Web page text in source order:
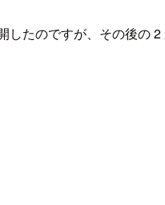
たのですが、その後の